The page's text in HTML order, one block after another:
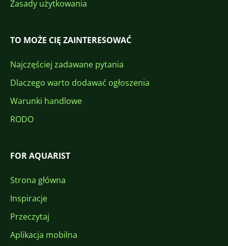
Zasady użytkowania
TO MOŻE CIĘ ZAINTERESOWAĆ
Najczęściej zadawane pytania
Dlaczego warto dodawać ogłoszenia
Warunki handlowe
RODO
FOR AQUARIST
Strona główna
Inspiracje
Przeczytaj
Aplikacja mobilna